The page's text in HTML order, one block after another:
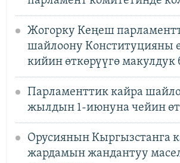
Жогорку Кеңеш
шайлоону Конституцияны
кийин өткөрүүгө макулдук
Парламенттик кайра
жылдын 1-июнуна чейин
Орусиянын Кыргызстанга
жардамын жандантуу